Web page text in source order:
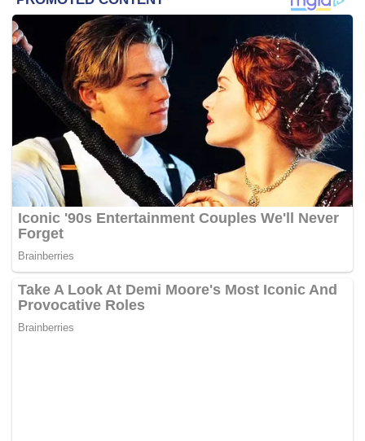
Kata Bank Rakyat, pemohon pembiayaan peribadi itu tidak
perlu mengemukakan penjamin.
Jelas Bank Rakyat, variasi bayaran balik sama ada melalui
potongan gaji majikan, biro perkhidmatan angkasa,
pindahan gaji atau tunai.
“Pekerja sektor perkilangan yang berminat, boleh
memohon Pembiayaan Peribadi Swasta di 15 cawangan
Bank Rakyat terpilih seluruh negara atau hubungi pusat
panggilan tele-Rakyat di talian 1-300-80-5454,” kata Bank
Rakyat. – mynewshub.cc